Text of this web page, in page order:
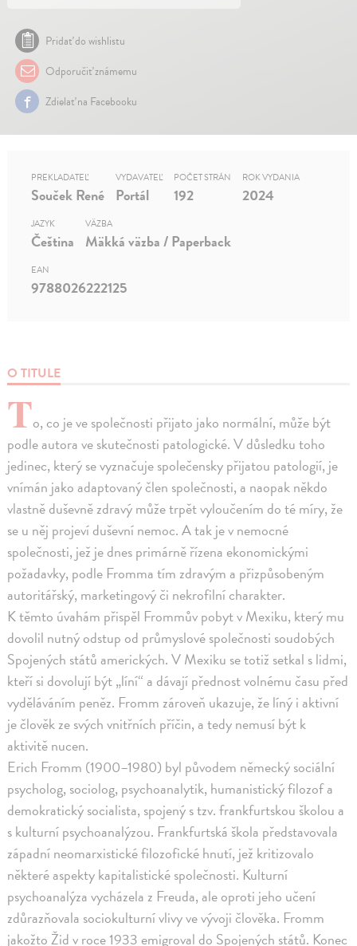
Pridať do wishlistu
Odporučiť známemu
Zdielať na Facebooku
O TITULE
To, co je ve společnosti přijato jako normální, může být
podle autora ve skutečnosti patologické. V důsledku toho
jedinec, který se vyznačuje společensky přijatou patologií, je
vnímán jako adaptovaný člen společnosti, a naopak někdo
vlastně duševně zdravý může trpět vyloučením do té míry, že
se u něj projeví duševní nemoc. A tak je v nemocné
společnosti, jež je dnes primárně řízena ekonomickými
požadavky, podle Fromma tím zdravým a přizpůsobeným
autoritářský, marketingový či nekrofilní charakter.
K těmto úvahám přispěl Frommův pobyt v Mexiku, který mu
dovolil nutný odstup od průmyslové společnosti soudobých
Spojených států amerických. V Mexiku se totiž setkal s lidmi,
kteří si dovolují být „líní“ a dávají přednost volnému času před
vyděláváním peněz. Fromm zároveň ukazuje, že líný i aktivní
je člověk ze svých vnitřních příčin, a tedy nemusí být k
aktivitě nucen.
Erich Fromm (1900–1980) byl původem německý sociální
psycholog, sociolog, psychoanalytik, humanistický filozof a
demokratický socialista, spojený s tzv. frankfurtskou školou a
s kulturní psychoanalýzou. Frankfurtská škola představovala
západní neomarxistické filozofické hnutí, jež kritizovalo
některé aspekty kapitalistické společnosti. Kulturní
psychoanalýza vycházela z Freuda, ale oproti jeho učení
zdůrazňovala sociokulturní vlivy ve vývoji člověka. Fromm
jakožto Žid v roce 1933 emigroval do Spojených států. Konec
PREKLADATEĽ
Souček René
VYDAVATEĽ
Portál
POČET STRÁN
192
ROK VYDANIA
2024
JAZYK
Čeština
VÄZBA
Mäkká väzba / Paperback
EAN
9788026222125